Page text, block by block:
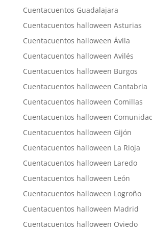
Cuentacuentos Guadalajara
Cuentacuentos halloween Asturias
Cuentacuentos halloween Ávila
Cuentacuentos halloween Avilés
Cuentacuentos halloween Burgos
Cuentacuentos halloween Cantabria
Cuentacuentos halloween Comillas
Cuentacuentos halloween
Cuentacuentos halloween Gijón
Cuentacuentos halloween La Rioja
Cuentacuentos halloween Laredo
Cuentacuentos halloween León
Cuentacuentos halloween Logroño
Cuentacuentos halloween Madrid
Cuentacuentos halloween Oviedo